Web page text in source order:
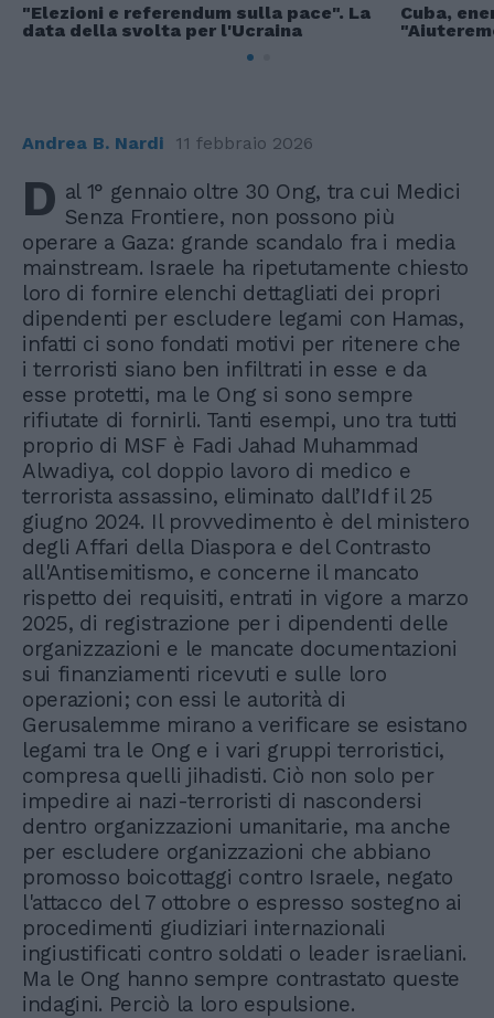
"Elezioni e referendum sulla pace". La
data della svolta per l'Ucraina
Cuba,
Andrea B. Nardi 11 febbraio 2026
D al 1° gennaio oltre 30 Ong, tra cui Medici
Senza Frontiere, non possono più
operare a Gaza: grande scandalo fra i media
mainstream. Israele ha ripetutamente chiesto
loro di fornire elenchi dettagliati dei propri
dipendenti per escludere legami con Hamas,
infatti ci sono fondati motivi per ritenere che
i terroristi siano ben infiltrati in esse e da
esse protetti, ma le Ong si sono sempre
rifiutate di fornirli. Tanti esempi, uno tra tutti
proprio di MSF è Fadi Jahad Muhammad
Alwadiya, col doppio lavoro di medico e
terrorista assassino, eliminato dall’Idf il 25
giugno 2024. Il provvedimento è del ministero
degli Affari della Diaspora e del Contrasto
all'Antisemitismo, e concerne il mancato
rispetto dei requisiti, entrati in vigore a marzo
2025, di registrazione per i dipendenti delle
organizzazioni e le mancate documentazioni
sui finanziamenti ricevuti e sulle loro
operazioni; con essi le autorità di
Gerusalemme mirano a verificare se esistano
legami tra le Ong e i vari gruppi terroristici,
compresa quelli jihadisti. Ciò non solo per
impedire ai nazi-terroristi di nascondersi
dentro organizzazioni umanitarie, ma anche
per escludere organizzazioni che abbiano
promosso boicottaggi contro Israele, negato
l'attacco del 7 ottobre o espresso sostegno ai
procedimenti giudiziari internazionali
ingiustificati contro soldati o leader israeliani.
Ma le Ong hanno sempre contrastato queste
indagini. Perciò la loro espulsione.